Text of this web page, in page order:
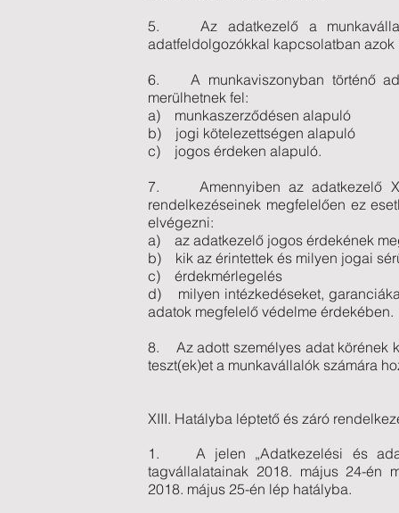
5. Az adatkezelő a
adatfeldolgozókkal kapcsolatban
6. A munkaviszonyban történő
merülhetnek fel:
a) munkaszerződésen alapuló
b) jogi kötelezettségen alapuló
c) jogos érdeken alapuló.
7. Amennyiben az adatkezelő
rendelkezéseinek megfelelően ez
elvégezni:
a) az adatkezelő jogos érdekének
b) kik az érintettek és milyen jogai
c) érdekmérlegelés
d) milyen intézkedéseket,
adatok megfelelő védelme érdekében.
8. Az adott személyes adat körének
teszt(ek)et a munkavállalók számára
XIII. Hatályba léptető és záró
1. A jelen „Adatkezelési és
tagvállalatainak 2018. május 24-én
2018. május 25-én lép hatályba.